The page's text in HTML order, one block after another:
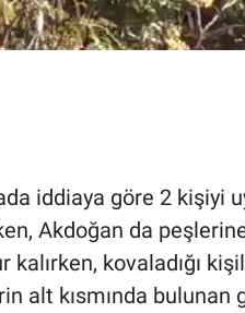
iddiaya göre 2 kişiyi
Akdoğan da
kalırken, kovaladığı
alt kısmında bulunan